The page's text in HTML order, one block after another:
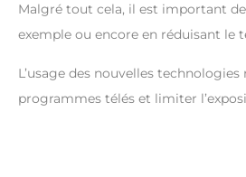
Malgré tout cela, il est important
exemple ou encore en réduisant le
L’usage des nouvelles
programmes télés et limiter